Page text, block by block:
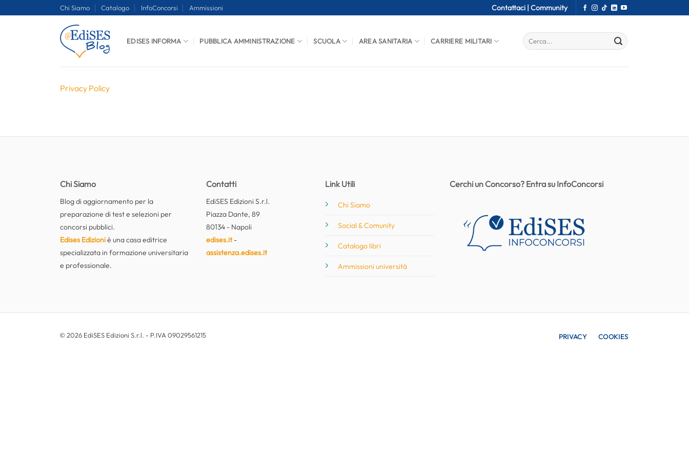
Chi Siamo Catalogo InfoConcorsi Ammissioni Contattaci | Community
EDISES INFORMA PUBBLICA AMMINISTRAZIONE SCUOLA AREA SANITARIA CARRIERE MILITARI
Privacy Policy
Chi Siamo
Blog di aggiornamento per la
preparazione di test e selezioni per
concorsi pubblici.
Edises Edizioniè una casa editrice
specializzata in formazione universitaria
e professionale.
Contatti
EdiSES Edizioni S.r.l.
Piazza Dante, 89
80134 - Napoli
edises.it-
assistenza.edises.it
Link Utili
Chi Siamo
Social & Comunity
Catalogo libri
Ammissioni università
Cerchi un Concorso? Entra su InfoConcorsi
© 2026 EdiSES Edizioni S.r.l. - P.IVA 09029561215 PRIVACY COOKIES